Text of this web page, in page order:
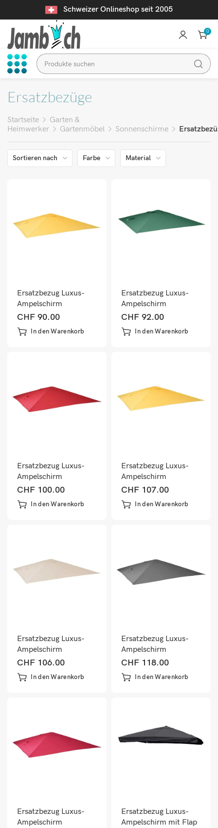
Schweizer Onlineshop seit 2005
0
Ersatzbezüge
Startseite
Garten &
Heimwerker
Gartenmöbel Sonnenschirme
Sortieren nach Farbe Material
Ersatzbezug Luxus-
Ampelschirm
Sonnenschirmbezug
3x3m gelb
CHF 90.00
In den Warenkorb
Ersatzbezug Luxus-
Ampelschirm
Sonnenschirmbezug
3x3m dunkelgrün
CHF 92.00
In den Warenkorb
Ersatzbezug Luxus-
Ampelschirm
Sonnenschirmbezug
3x4m rot
CHF 100.00
In den Warenkorb
Ersatzbezug Luxus-
Ampelschirm
Sonnenschirmbezug
3x4m gelb
CHF 107.00
In den Warenkorb
Ersatzbezug Luxus-
Ampelschirm
Sonnenschirmbezug
3x4m creme
CHF 106.00
In den Warenkorb
Ersatzbezug Luxus-
Ampelschirm
Sonnenschirmbezug
3x4m anthrazit
CHF 118.00
In den Warenkorb
Ersatzbezug Luxus-
Ampelschirm
Ersatzbezug Luxus-
Ampelschirm mit Flap